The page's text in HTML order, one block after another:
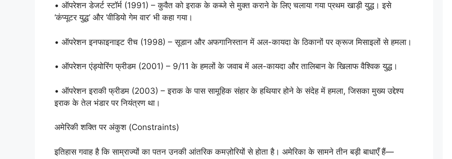
• ऑपरेशन डेजर्ट स्टॉर्म (1991) – कुवैत को इराक के कब्जे से मुक्त कराने के लिए चलाया गया प्रथम खाड़ी युद्ध। इसे
‘कंप्यूटर युद्ध’ और ‘वीडियो गेम वार’ भी कहा गया।
• ऑपरेशन इनफाइनाइट रीच (1998) – सूडान और अफगानिस्तान में अल-कायदा के ठिकानों पर क्रूज मिसाइलों से हमला।
• ऑपरेशन एंड्योरिंग फ्रीडम (2001) – 9/11 के हमलों के जवाब में अल-कायदा और तालिबान के खिलाफ वैश्विक युद्ध।
• ऑपरेशन इराकी फ्रीडम (2003) – इराक के पास सामूहिक संहार के हथियार होने के संदेह में हमला, जिसका मुख्य उद्देश्य
इराक के तेल भंडार पर नियंत्रण था।
अमेरिकी शक्ति पर अंकुश (Constraints)
इतिहास गवाह है कि साम्राज्यों का पतन उनकी आंतरिक कमज़ोरियों से होता है। अमेरिका के सामने तीन बड़ी बाधाएँ हैं—